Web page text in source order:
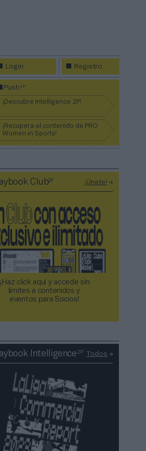
Login Registro
Push2P
¡Descubre Intelligence 2P!
¡Recupera el contenido de PRO
Women in Sports!
Club2P ¡Únete!
¡Haz click aquí y accede sin
límites a contenidos y
eventos para Socios!​​​​​​​
Intelligence2P Todos